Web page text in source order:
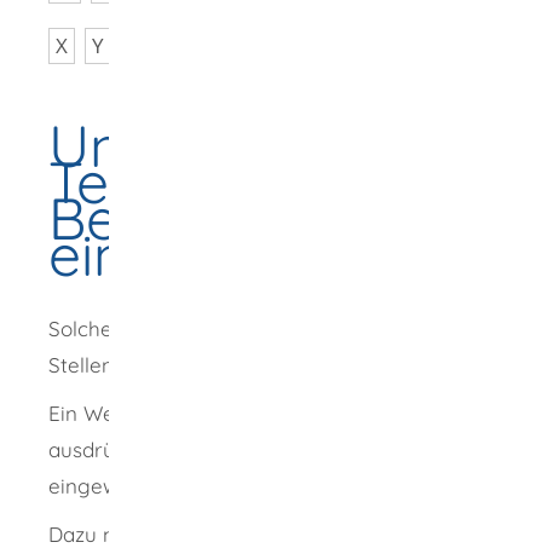
X Y
Unerwünschte
Telefonanrufe -
Beschwerde
einreichen
Solche Anrufe können Sie den zuständigen
Stellen kostenlos melden.
Ein Werbeanruf ist zulässig, wenn Sie zuvor
ausdrücklich in die Telefonwerbung
eingewilligt haben.
Dazu müssen Sie Ihr Einverständnis speziell